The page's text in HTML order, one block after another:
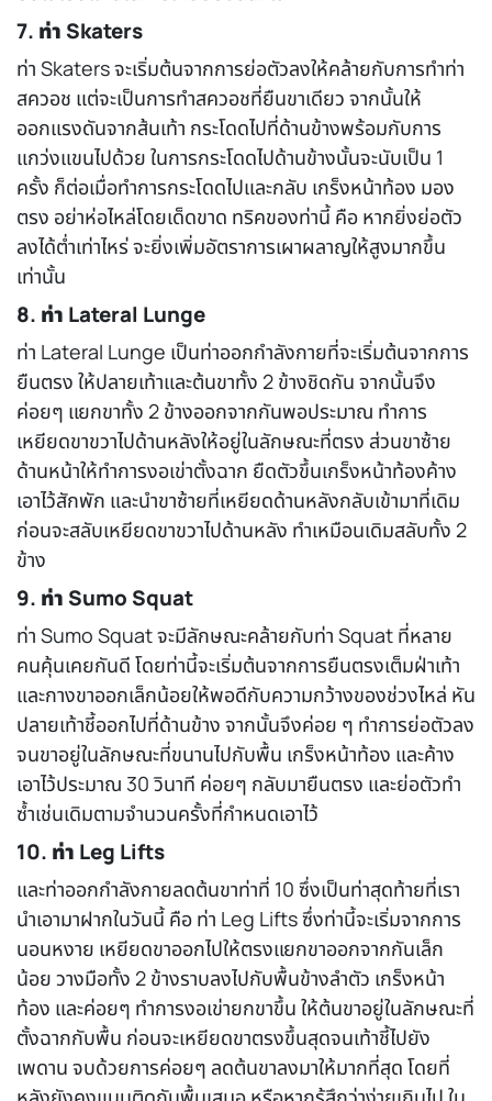
7. ท่า Skaters
ท่า Skaters จะเริ่มต้นจากการย่อตัวลงให้คล้ายกับการทำท่า
สควอช แต่จะเป็นการทำสควอชที่ยืนขาเดียว จากนั้นให้
ออกแรงดันจากส้นเท้า กระโดดไปที่ด้านข้างพร้อมกับการ
แกว่งแขนไปด้วย ในการกระโดดไปด้านข้างนั้นจะนับเป็น 1
ครั้ง ก็ต่อเมื่อทำการกระโดดไปและกลับ เกร็งหน้าท้อง มอง
ตรง อย่าห่อไหล่โดยเด็ดขาด ทริคของท่านี้ คือ หากยิ่งย่อตัว
ลงได้ต่ำเท่าไหร่ จะยิ่งเพิ่มอัตราการเผาผลาญให้สูงมากขึ้น
เท่านั้น
8. ท่า Lateral Lunge
ท่า Lateral Lunge เป็นท่าออกกำลังกายที่จะเริ่มต้นจากการ
ยืนตรง ให้ปลายเท้าและต้นขาทั้ง 2 ข้างชิดกัน จากนั้นจึง
ค่อยๆ แยกขาทั้ง 2 ข้างออกจากกันพอประมาณ ทำการ
เหยียดขาขวาไปด้านหลังให้อยู่ในลักษณะที่ตรง ส่วนขาซ้าย
ด้านหน้าให้ทำการงอเข่าตั้งฉาก ยืดตัวขึ้นเกร็งหน้าท้องค้าง
เอาไว้สักพัก และนำขาซ้ายที่เหยียดด้านหลังกลับเข้ามาที่เดิม
ก่อนจะสลับเหยียดขาขวาไปด้านหลัง ทำเหมือนเดิมสลับทั้ง 2
ข้าง
9. ท่า Sumo Squat
ท่า Sumo Squat จะมีลักษณะคล้ายกับท่า Squat ที่หลาย
คนคุ้นเคยกันดี โดยท่านี้จะเริ่มต้นจากการยืนตรงเต็มฝ่าเท้า
และกางขาออกเล็กน้อยให้พอดีกับความกว้างของช่วงไหล่ หัน
ปลายเท้าชี้ออกไปที่ด้านข้าง จากนั้นจึงค่อย ๆ ทำการย่อตัวลง
จนขาอยู่ในลักษณะที่ขนานไปกับพื้น เกร็งหน้าท้อง และค้าง
เอาไว้ประมาณ 30 วินาที ค่อยๆ กลับมายืนตรง และย่อตัวทำ
ซ้ำเช่นเดิมตามจำนวนครั้งที่กำหนดเอาไว้
10. ท่า Leg Lifts
และท่าออกกำลังกายลดต้นขาท่าที่ 10 ซึ่งเป็นท่าสุดท้ายที่เรา
นำเอามาฝากในวันนี้ คือ ท่า Leg Lifts ซึ่งท่านี้จะเริ่มจากการ
นอนหงาย เหยียดขาออกไปให้ตรงแยกขาออกจากกันเล็ก
น้อย วางมือทั้ง 2 ข้างราบลงไปกับพื้นข้างลำตัว เกร็งหน้า
ท้อง และค่อยๆ ทำการงอเข่ายกขาขึ้น ให้ต้นขาอยู่ในลักษณะที่
ตั้งฉากกับพื้น ก่อนจะเหยียดขาตรงขึ้นสุดจนเท้าชี้ไปยัง
เพดาน จบด้วยการค่อยๆ ลดต้นขาลงมาให้มากที่สุด โดยที่